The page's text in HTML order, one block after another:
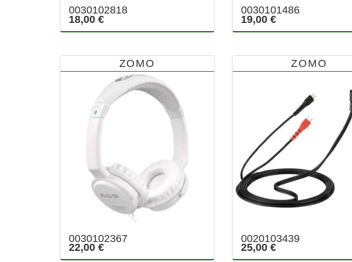
0030102818
18,00 €
0030101486
19,00 €
ZOMO
0030102367
22,00 €
ZOMO
0020103439
25,00 €